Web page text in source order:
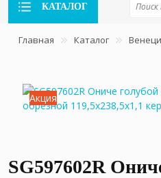
КАТАЛОГ
Главная Каталог
Акция
SG597602R